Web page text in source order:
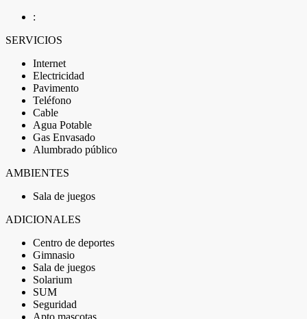
:
SERVICIOS
Internet
Electricidad
Pavimento
Teléfono
Cable
Agua Potable
Gas Envasado
Alumbrado público
AMBIENTES
Sala de juegos
ADICIONALES
Centro de deportes
Gimnasio
Sala de juegos
Solarium
SUM
Seguridad
Apto mascotas